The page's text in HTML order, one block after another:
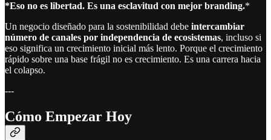
*Eso no es libertad. Es una esclavitud con mejor branding.*
Un negocio diseñado para la sostenibilidad debe intercambiar
número de canales por independencia de ecosistemas, incluso si
eso significa un crecimiento inicial más lento. Porque el crecimiento
rápido sobre una base frágil no es crecimiento. Es una carrera hacia
el colapso.
---
Cómo Empezar Hoy